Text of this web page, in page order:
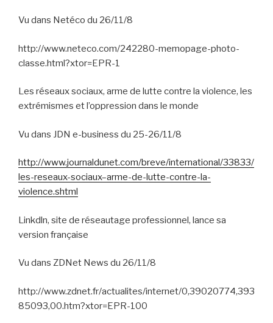
Vu dans Netéco du 26/11/8
http://www.neteco.com/242280-memopage-photo-
classe.html?xtor=EPR-1
Les réseaux sociaux, arme de lutte contre la violence, les
extrémismes et l’oppression dans le monde
Vu dans JDN e-business du 25-26/11/8
http://www.journaldunet.com/breve/international/33833/
les-reseaux-sociaux–arme-de-lutte-contre-la-
violence.shtml
Linkdln, site de réseautage professionnel, lance sa
version française
Vu dans ZDNet News du 26/11/8
http://www.zdnet.fr/actualites/internet/0,39020774,393
85093,00.htm?xtor=EPR-100